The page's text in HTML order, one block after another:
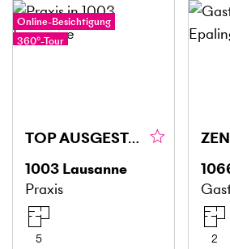
Online-Besichtigung
360°-Tour
TOP AUSGESTATTET UND DYNAMISCH
1003 Lausanne
Praxis
5 2